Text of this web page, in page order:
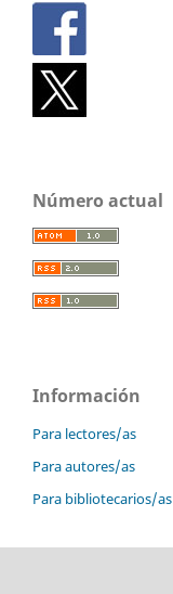
Número actual
Información
Para lectores/as
Para autores/as
Para bibliotecarios/as